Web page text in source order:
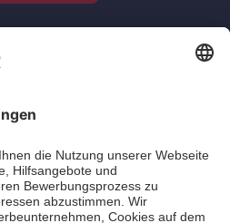
Unfall-Hilfe e.V.
Fortbildungen